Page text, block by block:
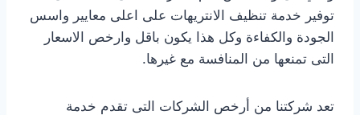
توفير خدمة تنظيف الانتريهات على اعلى معايير واسس
الجودة والكفاءة وكل هذا يكون باقل وارخص الاسعار
التى تمنعها من المنافسة مع غيرها.
تعد شركتنا من أرخص الشركات التى تقدم خدمة